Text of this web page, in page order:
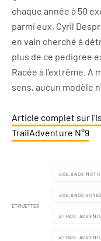
chaque année à 50
parmi eux, Cyril
en vain cherché à
plus de ce pedigree
Racée à l’extrême. A
sens, aucun modèle
Article complet sur
TrailAdventure N°9
ÉTIQUETTES
ISLANDE MOTO
ISLANDE
TRAIL
TRAIL